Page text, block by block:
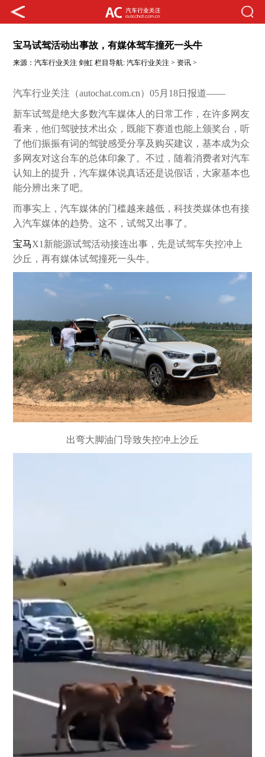
宝马试驾活动出事故，有媒体驾车撞死一头牛
来源：汽车行业关注 剑虹 栏目导航:汽车行业关注 > 资讯 >
汽车行业关注（autochat.com.cn）05月18日报道——
新车试驾是绝大多数汽车媒体人的日常工作，在许多网友
看来，他们驾驶技术出众，既能下赛道也能上颁奖台，听
了他们振振有词的驾驶感受分享及购买建议，基本成为众
多网友对这台车的总体印象了。不过，随着消费者对汽车
认知上的提升，汽车媒体说真话还是说假话，大家基本也
能分辨出来了吧。
而事实上，汽车媒体的门槛越来越低，科技类媒体也有接
入汽车媒体的趋势。这不，试驾又出事了。
宝马X1新能源试驾活动接连出事，先是试驾车失控冲上
沙丘，再有媒体试驾撞死一头牛。
出弯大脚油门导致失控冲上沙丘